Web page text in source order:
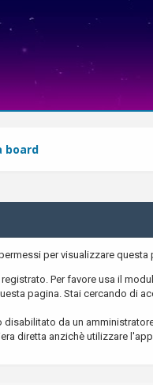
board
per visualizzare
Per favore usa il
pagina. Stai cercando di
da un
diretta anzichè utilizzare